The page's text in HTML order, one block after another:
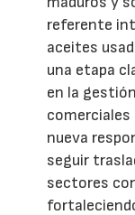
referente
aceites
una etapa
en la
nueva
seguir
sectores